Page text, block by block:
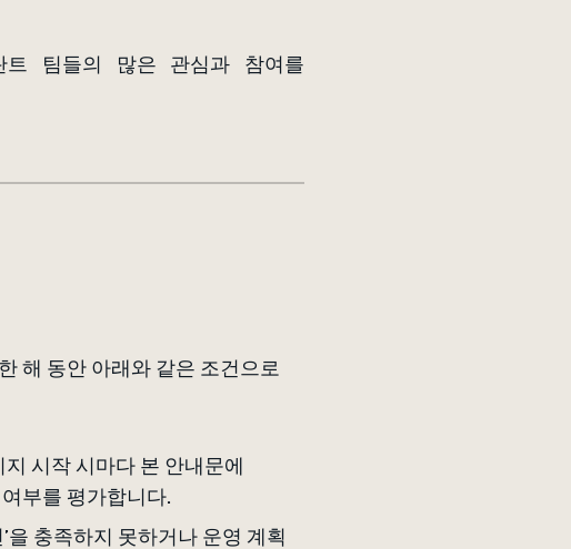
트 팀들의 많은 관심과 참여를
해 동안 아래와 같은 조건으로
시작 시마다 본 안내문에
부를 평가합니다.
을 충족하지 못하거나 운영 계획